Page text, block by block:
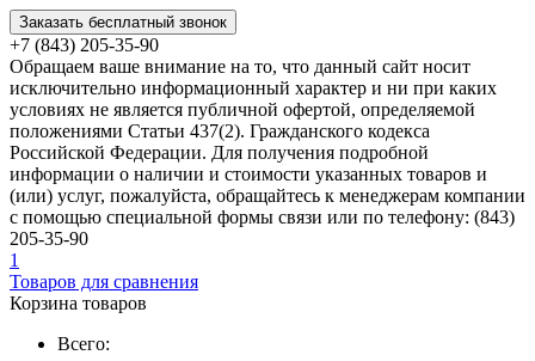
Заказать бесплатный звонок
+7 (843) 205-35-90
Обращаем ваше внимание на то, что данный сайт носит
исключительно информационный характер и ни при каких
условиях не является публичной офертой, определяемой
положениями Статьи 437(2). Гражданского кодекса
Российской Федерации. Для получения подробной
информации о наличии и стоимости указанных товаров и
(или) услуг, пожалуйста, обращайтесь к менеджерам компании
с помощью специальной формы связи или по телефону: (843)
205-35-90
1
Товаров для сравнения
Корзина товаров
Всего: